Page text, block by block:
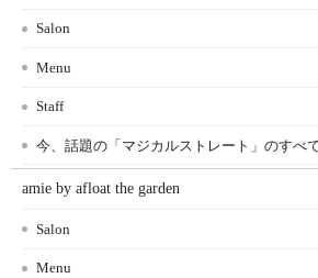
Salon
Menu
Staff
今、話題の「マジカルストレート」のすべ
amie by afloat the garden
Salon
Menu